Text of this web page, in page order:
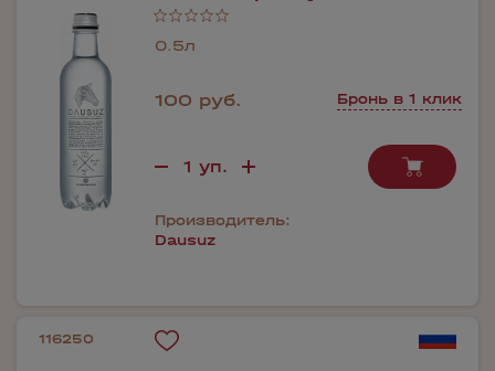
0.5л
100 руб. Бронь в 1 клик
Производитель:
Dausuz
116250